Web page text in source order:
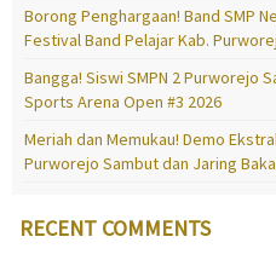
Borong Penghargaan! Band SMP
Festival Band Pelajar Kab.
Bangga! Siswi SMPN 2 Purworejo
Sports Arena Open #3 2026
Meriah dan Memukau! Demo
Purworejo Sambut dan Jaring
RECENT COMMENTS